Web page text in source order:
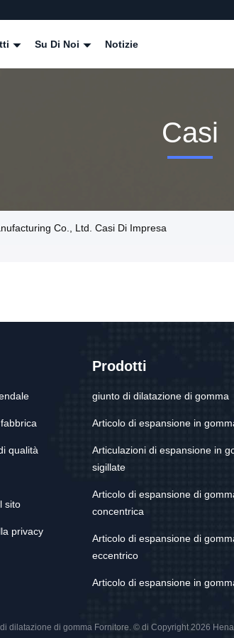
Su Di Noi Notizie
Casi
Co., Ltd. Casi Di Impresa
qualità
sito
privacy
Prodotti
giunto di dilatazione di gomma
Articolo di espansione in
Articulazioni di espansione in
sigillate
Articolo di espansione di
concentrica
Articolo di espansione di
eccentrico
Articolo di espansione in
dilatazione di gomma Fornitore. © di Copyright 2026